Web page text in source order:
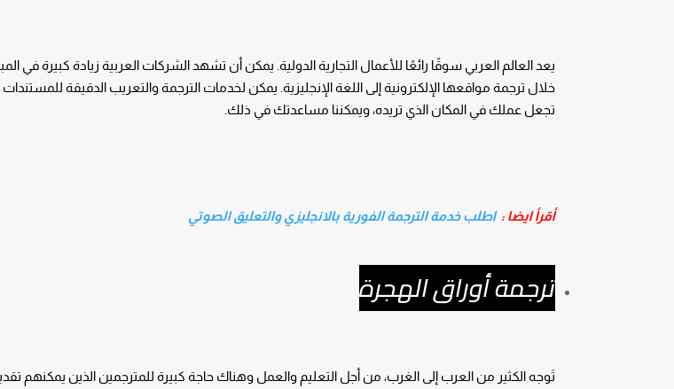
يعد العالم العربي سوقًا رائعًا للأعمال التجارية الدولية. يمكن أن تشهد الشركات العربية زيادة كبيرة في
خلال ترجمة مواقعها الإلكترونية إلى اللغة الإنجليزية. يمكن لخدمات الترجمة والتعريب الدقيقة
تجعل عملك في المكان الذي تريده، ويمكننا مساعدتك في ذلك.
أقرأ ايضا :اطلب خدمة الترجمة الفورية بالانجليزي والتعليق الصوتي
ترجمة أوراق الهجرة
تَوجه الكثير من العرب إلى الغرب، من أجل التعليم والعمل وهناك حاجة كبيرة للمترجمين الذين يمكنهم